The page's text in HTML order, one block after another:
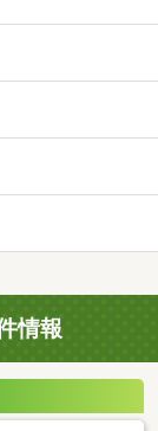
情報